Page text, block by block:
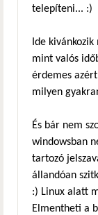
telepíteni... :)
Ide
mint valós
érdemes
milyen
És bár nem
windowsban
tartozó
állandóan
:) Linux alatt
Elmentheti a